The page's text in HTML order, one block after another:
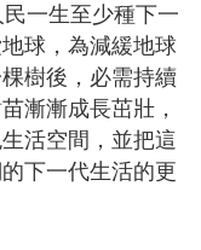
一生至少種下一
球，為減緩地球
樹後，必需持續
漸漸成長茁壯，
活空間，並把這
下一代生活的更